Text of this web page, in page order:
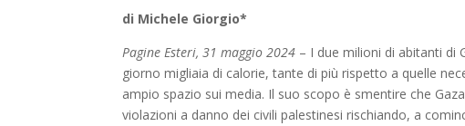
di Michele Giorgio*
Pagine Esteri, 31 maggio 2024 – I due milioni di abitanti di
giorno migliaia di calorie, tante di più rispetto a quelle
ampio spazio sui media. Il suo scopo è smentire che
violazioni a danno dei civili palestinesi rischiando, a